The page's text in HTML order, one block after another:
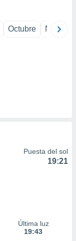
Octubre
Puesta del sol
19:21
Última luz
19:43